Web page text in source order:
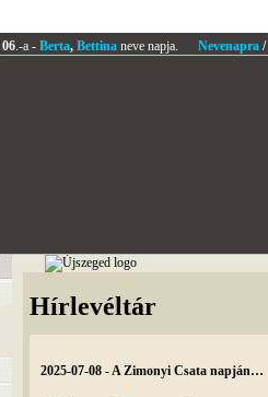
06.-a - Berta, Bettinaneve napja. Nevenapra/
Hírlevéltár
2025-07-08 - A Zimonyi Csata napján…